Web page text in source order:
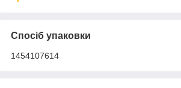
Спосіб упаковки
1454107614